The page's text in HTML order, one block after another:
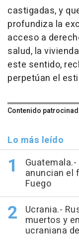
castigadas, y
profundiza la
acceso a
salud, la
este sentido,
perpetúan el
Contenido
Lo más leído
anuncian el
Fuego
Ucrania.-
muertos y
ucraniana